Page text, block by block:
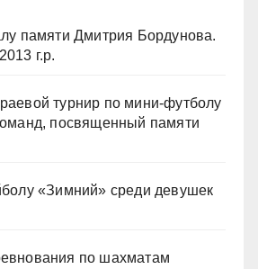
памяти Дмитрия Бордунова.
г.р.
турнир по мини-футболу
посвященный памяти
«Зимний» среди девушек
по шахматам